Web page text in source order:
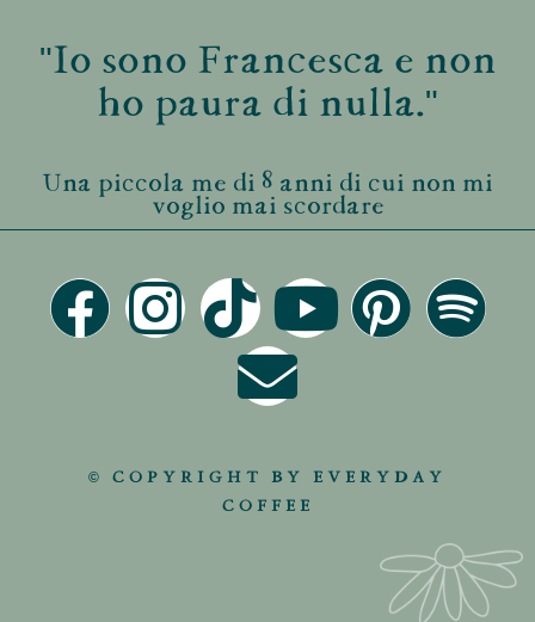
"Io sono Francesca e non
ho paura di nulla."
Una piccola me di 8 anni di cui non mi
voglio mai scordare
© COPYRIGHT BY EVERYDAY
COFFEE